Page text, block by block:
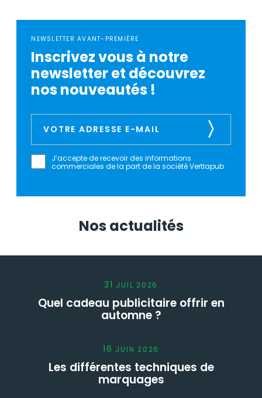
NEWSLETTER AVANT-PREMIÈRE
Inscrivez vous à notre
newsletter et découvrez
nos nouveautés !
J’accepte de recevoir des informations
commerciales de la part de la société Vertlapub
Nos actualités
31 JUIL 2026
Quel cadeau publicitaire offrir en
automne ?
16 JUIN 2026
Les différentes techniques de
marquages